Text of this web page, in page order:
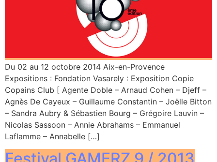
Du 02 au 12 octobre 2014 Aix-en-Provence
Expositions : Fondation Vasarely : Exposition Copie
Copains Club [ Agente Doble – Arnaud Cohen – Djeff –
Agnès De Cayeux – Guillaume Constantin – Joëlle Bitton
– Sandra Aubry & Sébastien Bourg – Grégoire Lauvin –
Nicolas Sassoon – Annie Abrahams – Emmanuel
Laflamme – Annabelle […]